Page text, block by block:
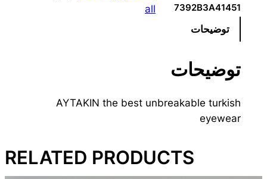
7392B3A41451
all
توضیحات
توضیحات
AYTAKIN the best unbreakable turkish
eyewear
RELATED PRODUCTS